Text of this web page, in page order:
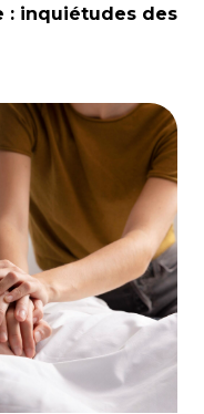
: inquiétudes des